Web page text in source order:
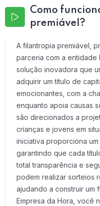
Como
premiável?
A filantropia premiável,
parceria com a entidade
solução inovadora que
adquirir um título de
emocionantes, com a
enquanto apoia causas
são direcionados a
crianças e jovens em
iniciativa proporciona
garantindo que cada
total transparência e
podem realizar sorteios
ajudando a construir um
Empresa da Hora, você